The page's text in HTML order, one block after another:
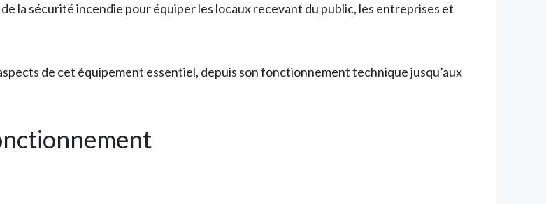
la sécurité incendie pour équiper les locaux recevant du public, les entreprises et
de cet équipement essentiel, depuis son fonctionnement technique jusqu’aux